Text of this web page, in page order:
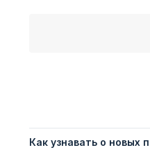
Как узнавать о новых